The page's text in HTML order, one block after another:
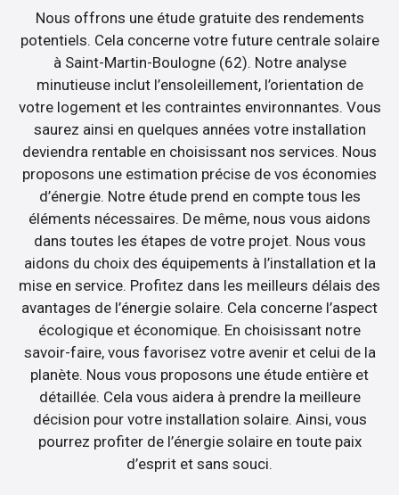
Nous offrons une étude gratuite des rendements
potentiels. Cela concerne votre future centrale solaire
à Saint-Martin-Boulogne (62). Notre analyse
minutieuse inclut l’ensoleillement, l’orientation de
votre logement et les contraintes environnantes. Vous
saurez ainsi en quelques années votre installation
deviendra rentable en choisissant nos services. Nous
proposons une estimation précise de vos économies
d’énergie. Notre étude prend en compte tous les
éléments nécessaires. De même, nous vous aidons
dans toutes les étapes de votre projet. Nous vous
aidons du choix des équipements à l’installation et la
mise en service. Profitez dans les meilleurs délais des
avantages de l’énergie solaire. Cela concerne l’aspect
écologique et économique. En choisissant notre
savoir-faire, vous favorisez votre avenir et celui de la
planète. Nous vous proposons une étude entière et
détaillée. Cela vous aidera à prendre la meilleure
décision pour votre installation solaire. Ainsi, vous
pourrez profiter de l’énergie solaire en toute paix
d’esprit et sans souci.